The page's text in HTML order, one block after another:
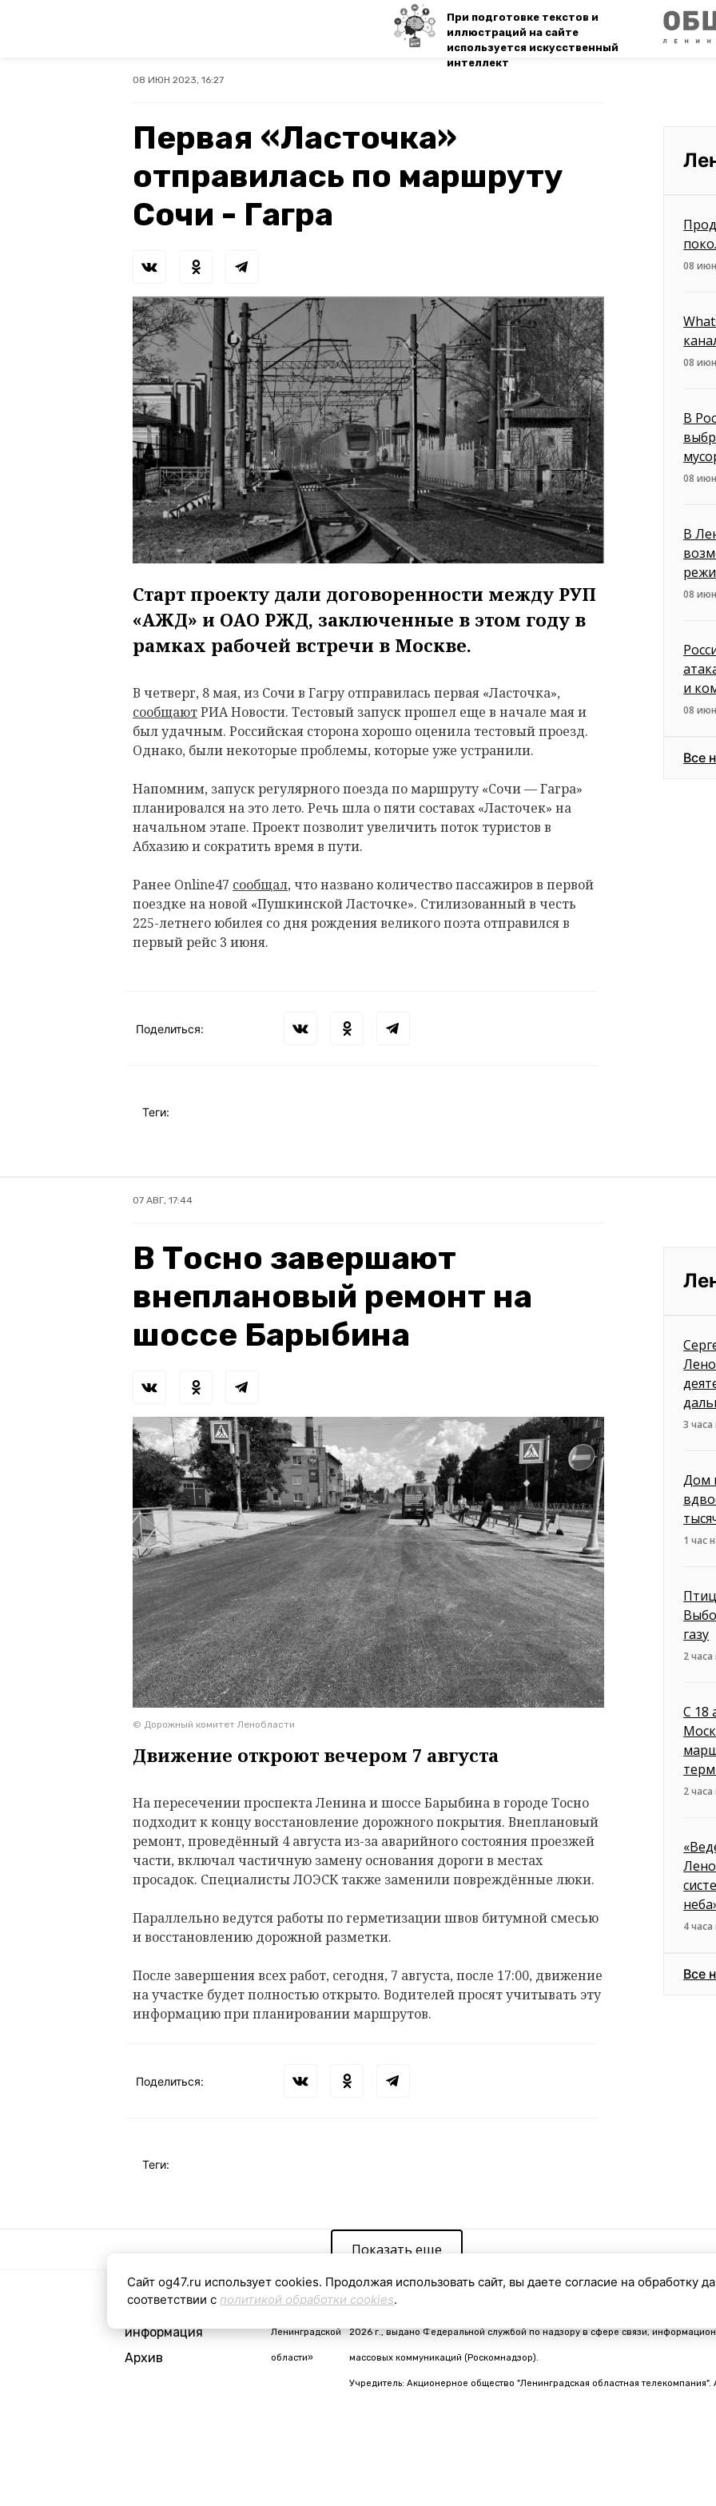
При подготовке текстов и
иллюстраций на сайте
используется искусственный
интеллект
08 ИЮН 2023, 16:27
Первая «Ласточка»
отправилась по маршруту
Сочи - Гагра
Старт проекту дали договоренности между РУП
«АЖД» и ОАО РЖД, заключенные в этом году в
рамках рабочей встречи в Москве.
В четверг, 8 мая, из Сочи в Гагру отправилась первая «Ласточка»,
сообщаютРИА Новости. Тестовый запуск прошел еще в начале мая и
был удачным. Российская сторона хорошо оценила тестовый проезд.
Однако, были некоторые проблемы, которые уже устранили.
Напомним, запуск регулярного поезда по маршруту «Сочи — Гагра»
планировался на это лето. Речь шла о пяти составах «Ласточек» на
начальном этапе. Проект позволит увеличить поток туристов в
Абхазию и сократить время в пути.
Ранее Online47 сообщал, что названо количество пассажиров в первой
поездке на новой «Пушкинской Ласточке». Стилизованный в честь
225-летнего юбилея со дня рождения великого поэта отправился в
первый рейс 3 июня.
Поделиться:
Теги:
08
08
В
08
В
08
и
08
Все
07 АВГ, 17:44
В Тосно завершают
внеплановый ремонт на
шоссе Барыбина
© Дорожный комитет Ленобласти
Движение откроют вечером 7 августа
На пересечении проспекта Ленина и шоссе Барыбина в городе Тосно
подходит к концу восстановление дорожного покрытия. Внеплановый
ремонт, проведённый 4 августа из-за аварийного состояния проезжей
части, включал частичную замену основания дороги в местах
просадок. Специалисты ЛОЭСК также заменили повреждённые люки.
Параллельно ведутся работы по герметизации швов битумной смесью
и восстановлению дорожной разметки.
После завершения всех работ, сегодня, 7 августа, после 17:00, движение
на участке будет полностью открыто. Водителей просят учитывать эту
информацию при планировании маршрутов.
Поделиться:
Теги:
3
Дом
1 час
газу
2
С 18
2
4
Все
Показать еще
Контактная
информация
Архив
«Общая газета
Ленинградской
области»
Свидетельство о регистрации средства массовой информации ЭЛ № ФС 77 -
2026 г., выдано Федеральной службой по надзору в сфере связи,
массовых коммуникаций (Роскомнадзор).
Учредитель: Акционерное общество "Ленинградская областная телекомпания".
Сайт og47.ru использует cookies. Продолжая использовать сайт, вы даете согласие на обработку
соответствии сполитикой обработки cookies.